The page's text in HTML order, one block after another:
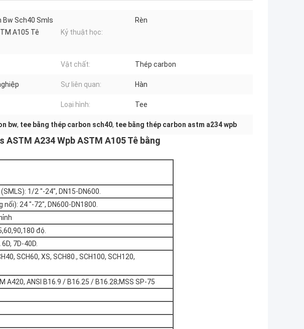
Bw Sch40 Smls
A105 Tê
Kỷ thuật học:
Rèn
Vật chất: Thép carbon
Sự liên quan: Hàn
Loại hình: Tee
bw, tee bằng thép carbon sch40, tee bằng thép carbon astm a234 wpb
A234 Wpb ASTM A105 Tê bằng
1/2 "-24", DN15-DN600.
24 "-72", DN600-DN1800.
độ.
6D, 7D-40D.
SCH60, XS, SCH80., SCH100, SCH120,
A420, ANSI B16.9 / B16.25 / B16.28;MSS SP-75